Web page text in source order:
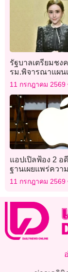
รัฐบาลเตรียมชงค
รม.พิจารณาแผน
เกษตรกรอีสาน แ
8 โครงการรัฐ
11 กรกฎาคม 2569
แอปเปิลฟ้อง 2 อ
ฐานเผยแพร่ควา
ค้าให้ “โอเพนเอไ
11 กรกฎาคม 2569